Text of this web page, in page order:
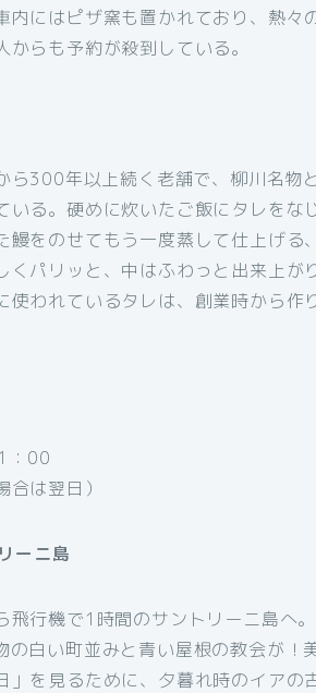
にはピザ窯も置かれており、熱々
らも予約が殺到している。
ら300年以上続く老舗で、柳川名物
いる。硬めに炊いたご飯にタレをな
鰻をのせてもう一度蒸して仕上げる
くパリッと、中はふわっと出来上が
使われているタレは、創業時から作
：00
合は翌日）
ーニ島
飛行機で1時間のサントリーニ島へ
白い町並みと青い屋根の教会が！
を見るために、夕暮れ時のイアの